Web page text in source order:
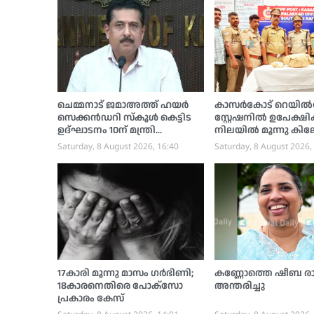
ചെമ്മനാട് ജമാഅത്ത് ഹയര്‍
സെക്കന്‍ഡറി സ്‌കൂള്‍ കെട്ടിട
ഉദ്ഘാടനം 10ന് മന്ത്രി
ഷംസുദ്ദീന്‍ നിര്‍വഹിക്കും
Saturday, 8 August 2026, 16:40
കാസര്‍കോട്
സ്റ്റേഷനില്‍
നിലയില്‍ മൂന്നു
കഞ്ചാവ്; പൊലീസ്
അന്വേഷണം
Saturday, 8 August 2026,
17കാരി മൂന്നു മാസം ഗര്‍ഭിണി;
18കാരനെതിരെ പോക്‌സോ
പ്രകാരം കേസ്
കണ്ണോത്തെ ഷീബ
അന്തരിച്ചു